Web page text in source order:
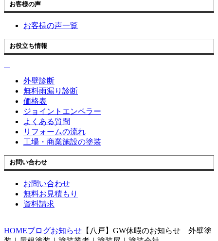
お客様の声
お客様の声一覧
お役立ち情報
外壁診断
無料雨漏り診断
価格表
ジョイントエンペラー
よくある質問
リフォームの流れ
工場・商業施設の塗装
お問い合わせ
お問い合わせ
無料お見積もり
資料請求
HOMEブログお知らせ 【八戸】GW休暇のお知らせ 外壁塗